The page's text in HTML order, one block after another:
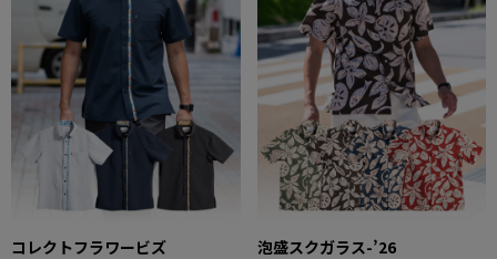
コレクトフラワービズ
泡盛スクガラス-’26